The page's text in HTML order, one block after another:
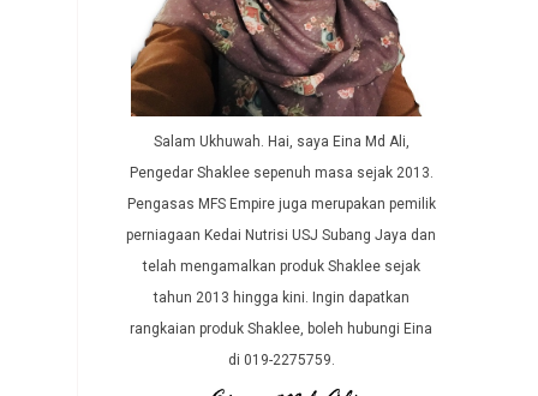
Salam Ukhuwah. Hai, saya Eina Md Ali,
Pengedar Shaklee sepenuh masa sejak 2013.
Pengasas MFS Empire juga merupakan pemilik
perniagaan Kedai Nutrisi USJ Subang Jaya dan
telah mengamalkan produk Shaklee sejak
tahun 2013 hingga kini. Ingin dapatkan
rangkaian produk Shaklee, boleh hubungi Eina
di 019-2275759.